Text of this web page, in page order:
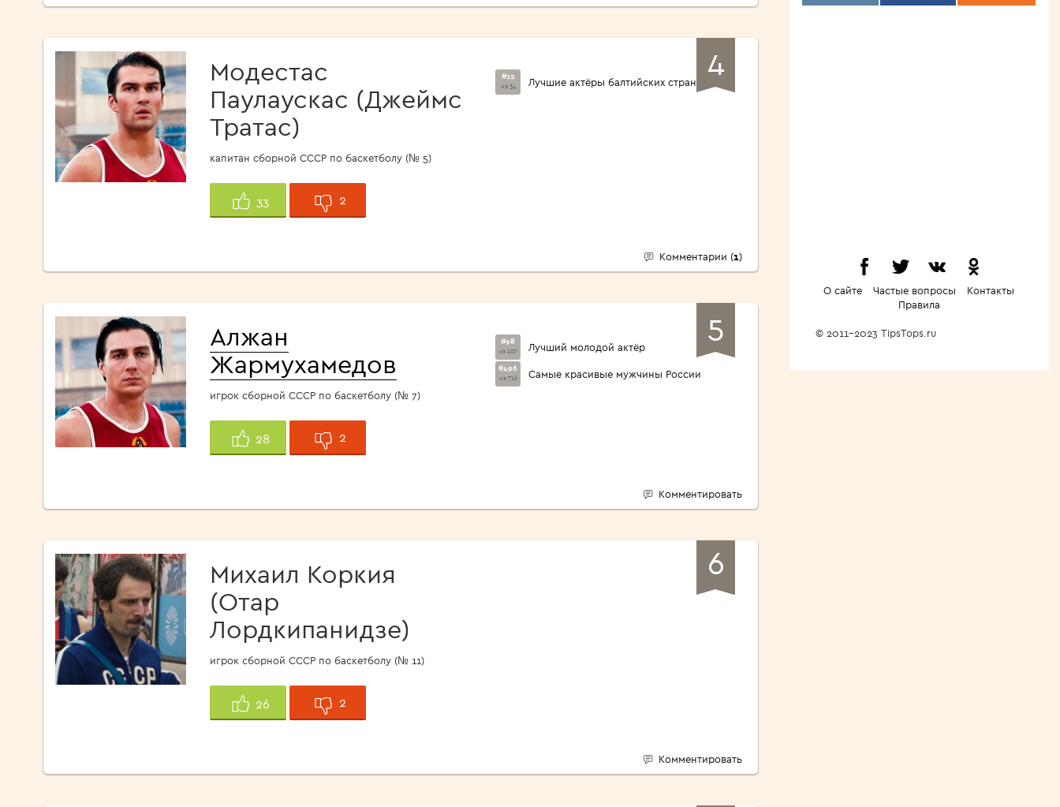
4
Модестас
Паулаускас (Джеймс
Тратас)
капитан сборной СССР по баскетболу (№ 5)
33 2
#12
из 34 Лучшие актёры балтийских стран
Комментарии (1)
5
Алжан
Жармухамедов
игрок сборной СССР по баскетболу (№ 7)
28 2
#98
из 107 Лучший молодой актёр
#496
из 716 Самые красивые мужчины России
Комментировать
6
Михаил Коркия
(Отар
Лордкипанидзе)
игрок сборной СССР по баскетболу (№ 11)
26 2
Комментировать
О сайте Частые вопросы
Контакты
Правила
© 2011-2023 TipsTops.ru